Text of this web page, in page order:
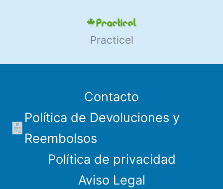
Practicel
Contacto
Política de Devoluciones y
Reembolsos
Política de privacidad
Aviso Legal